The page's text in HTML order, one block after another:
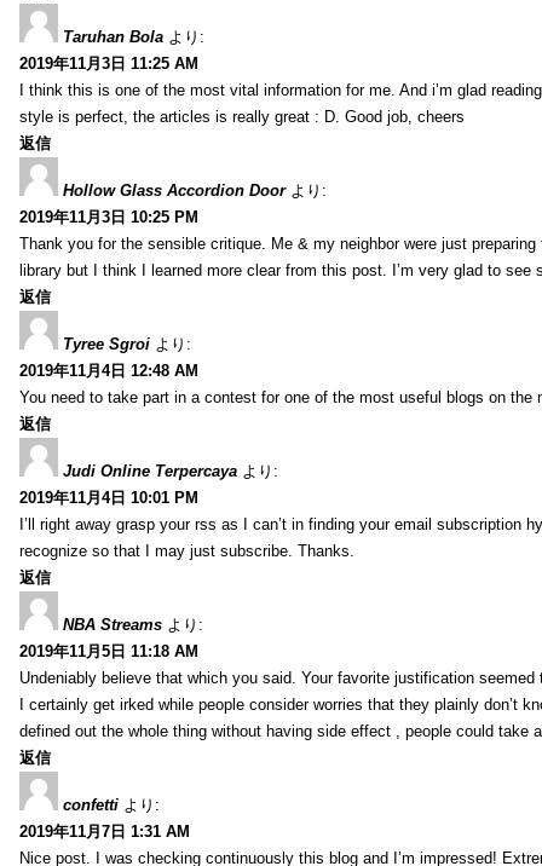
Taruhan Bola より:
2019年11月3日 11:25 AM
I think this is one of the most vital information for me. And i’m glad
style is perfect, the articles is really great : D. Good job, cheers
返信
Hollow Glass Accordion Door より:
2019年11月3日 10:25 PM
Thank you for the sensible critique. Me & my neighbor were just
library but I think I learned more clear from this post. I’m very glad to see
返信
Tyree Sgroi より:
2019年11月4日 12:48 AM
You need to take part in a contest for one of the most useful blogs on
返信
Judi Online Terpercaya より:
2019年11月4日 10:01 PM
I’ll right away grasp your rss as I can’t in finding your email subscription
recognize so that I may just subscribe. Thanks.
返信
NBA Streams より:
2019年11月5日 11:18 AM
Undeniably believe that which you said. Your favorite justification
I certainly get irked while people consider worries that they plainly don’t
defined out the whole thing without having side effect , people could take
返信
confetti より:
2019年11月7日 1:31 AM
Nice post. I was checking continuously this blog and I’m impressed!